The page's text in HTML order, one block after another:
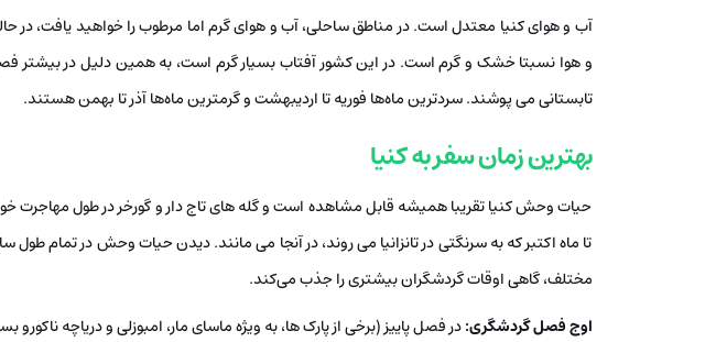
آب و هوای کنیا معتدل است. در مناطق ساحلی، آب و هوای گرم اما مرطوب را خواهید یافت، در
و هوا نسبتا خشک و گرم است. در این کشور آفتاب بسیار گرم است، به همین دلیل در بیشتر
تابستانی می پوشند. سردترین ماه‌ها فوریه تا اردیبهشت و گرمترین ماه‌ها آذر تا بهمن هستند.
بهترین زمان سفر به کنیا
حیات وحش کنیا تقریبا همیشه قابل مشاهده است و گله‌ های تاج‌ دار و گورخر در طول مهاجرت
تا ماه اکتبر که به سرنگتی در تانزانیا می‌ روند، در آنجا می‌ مانند. دیدن حیات وحش در تمام
مختلف، گاهی اوقات گردشگران بیشتری را جذب می‌کند.
اوج فصل گردشگری:در فصل پاییز (برخی از پارک ها، به ویژه ماسای مار، امبوزلی و دریاچه